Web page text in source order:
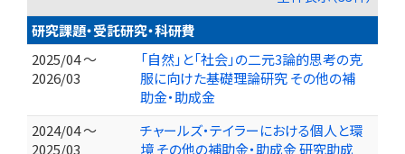
研究課題・受託研究・科研費
2025/04 ～
2026/03
「自然」と「社会」の二元3論的思考の克
服に向けた基礎理論研究 その他の補
助金・助成金
2024/04 ～
2025/03
チャールズ・テイラーにおける個人と環
境 その他の補助金・助成金 研究助成